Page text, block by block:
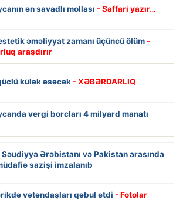
ən savadlı mollası - Saffari yazır…
əməliyyat zamanı üçüncü ölüm -
araşdırır
külək əsəcək - XƏBƏRDARLIQ
vergi borcları 4 milyard manatı
Ərəbistanı və Pakistan arasında
sazişi imzalanıb
vətəndaşları qəbul etdi - Fotolar